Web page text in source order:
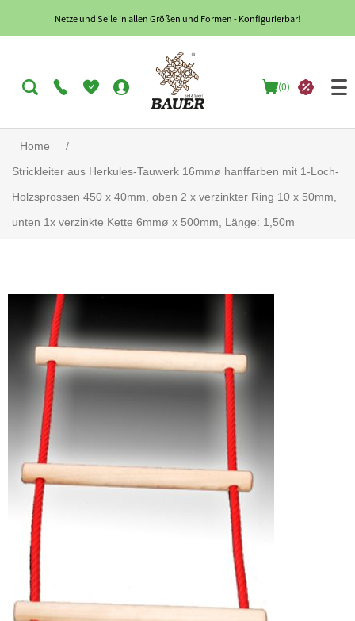
Netze und Seile in allen Größen und Formen - Konfigurierbar!
(0)
Home
/
Strickleiter aus Herkules-Tauwerk 16mmø hanffarben mit 1-Loch-
Holzsprossen 450 x 40mm, oben 2 x verzinkter Ring 10 x 50mm,
unten 1x verzinkte Kette 6mmø x 500mm, Länge: 1,50m